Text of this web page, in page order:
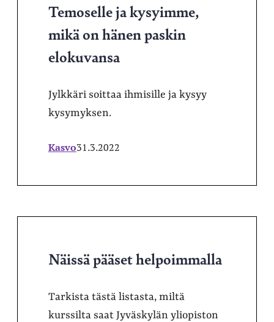
Temoselle ja kysyimme,
mikä on hänen paskin
elokuvansa
Jylkkäri soittaa ihmisille ja kysyy
kysymyksen.
Kasvo31.3.2022
Näissä pääset helpoimmalla
Tarkista tästä listasta, miltä
kurssilta saat Jyväskylän yliopiston